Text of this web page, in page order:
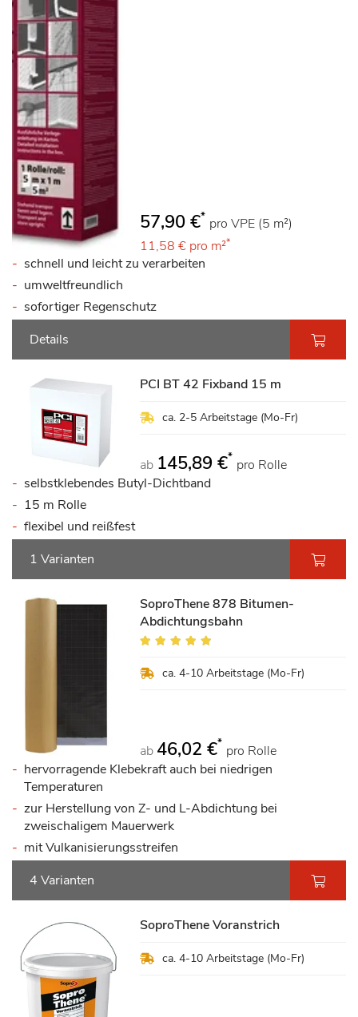
57,90 €* pro VPE (5 m²)
11,58 € pro m²*
schnell und leicht zu verarbeiten
umweltfreundlich
sofortiger Regenschutz
Details
PCI BT 42 Fixband 15 m
ca. 2-5 Arbeitstage (Mo-Fr)
ab 145,89 €* pro Rolle
selbstklebendes Butyl-Dichtband
15 m Rolle
flexibel und reißfest
1 Varianten
SoproThene 878 Bitumen-
Abdichtungsbahn
Bewertung:
ca. 4-10 Arbeitstage (Mo-Fr)
ab 46,02 €* pro Rolle
hervorragende Klebekraft auch bei niedrigen
Temperaturen
zur Herstellung von Z- und L-Abdichtung bei
zweischaligem Mauerwerk
mit Vulkanisierungsstreifen
4 Varianten
SoproThene Voranstrich
ca. 4-10 Arbeitstage (Mo-Fr)